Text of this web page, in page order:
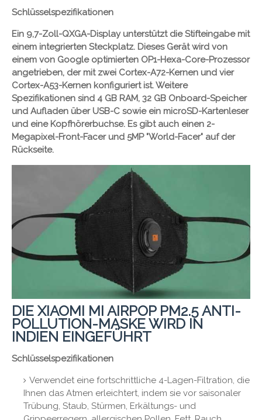
Schlüsselspezifikationen
Ein 9,7-Zoll-QXGA-Display unterstützt die Stifteingabe mit
einem integrierten Steckplatz. Dieses Gerät wird von
einem von Google optimierten OP1-Hexa-Core-Prozessor
angetrieben, der mit zwei Cortex-A72-Kernen und vier
Cortex-A53-Kernen konfiguriert ist. Weitere
Spezifikationen sind 4 GB RAM, 32 GB Onboard-Speicher
und Aufladen über USB-C sowie ein microSD-Kartenleser
und eine Kopfhörerbuchse. Es gibt auch einen 2-
Megapixel-Front-Facer und 5MP "World-Facer" auf der
Rückseite.
DIE XIAOMI MI AIRPOP PM2.5 ANTI-
POLLUTION-MASKE WIRD IN
INDIEN EINGEFÜHRT
Schlüsselspezifikationen
Verwendet eine fortschrittliche 4-Lagen-Filtration, die
Ihnen das Atmen erleichtert, indem sie vor saisonaler
Trübung, Staub, Stürmen, Erkältungs- und